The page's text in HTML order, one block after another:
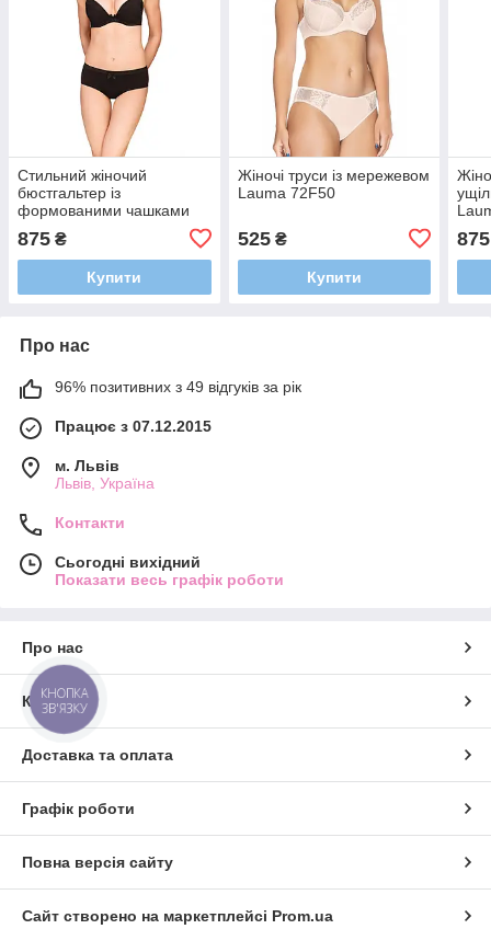
Стильний жіночий
бюстгальтер із
формованими чашками
875 ₴
Купити
Жіночі труси із мережевом
Lauma 72F50
525₴
Купити
875
Про нас
96% позитивних з 49 відгуків за рік
Працює з 07.12.2015
м. Львів
Львів, Україна
Контакти
Сьогодні вихідний
Показати весь графік роботи
Про нас
Контакти
Доставка та оплата
Графік роботи
Повна версія сайту
Сайт створено на маркетплейсі Prom.ua
КНОПКА
ЗВ'ЯЗКУ